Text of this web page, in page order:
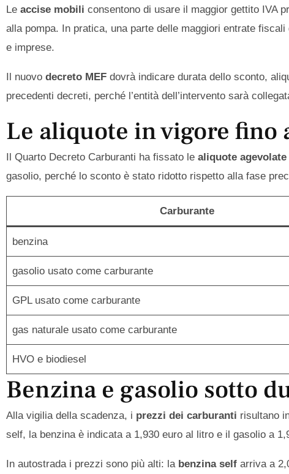
Le accise mobili consentono di usare il maggior gettito IVA
alla pompa. In pratica, una parte delle maggiori entrate
e imprese.
Il nuovo decreto MEF dovrà indicare durata dello sconto,
precedenti decreti, perché l’entità dell’intervento sarà
Le aliquote in vigore fino
Il Quarto Decreto Carburanti ha fissato le aliquote agevolate
gasolio, perché lo sconto è stato ridotto rispetto alla fase
Carburante
benzina
gasolio usato come carburante
GPL usato come carburante
gas naturale usato come carburante
HVO e biodiesel
Benzina e gasolio sotto
Alla vigilia della scadenza, i prezzi dei carburanti risultano
self, la benzina è indicata a 1,930 euro al litro e il gasolio a
In autostrada i prezzi sono più alti: la benzina self arriva a